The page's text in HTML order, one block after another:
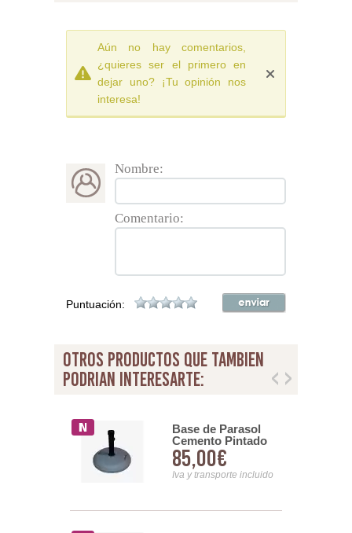
Aún no hay comentarios,
¿quieres ser el primero en
dejar uno? ¡Tu opinión nos
interesa!
Nombre:
Comentario:
Puntuación:
otros productos que tambien
podrian interesarte:
Base de Parasol
Cemento Pintado
Redondo en 22 Kg
Serie TH 22
85,00€
Iva y transporte incluido